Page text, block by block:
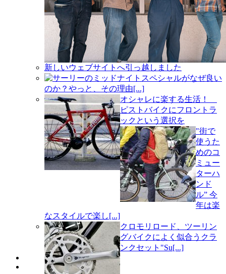
新しいウェブサイトへ引っ越しました
サーリーのミッドナイトスペシャルがなぜ良い
のか？やっと、その理由[...]
オシャレに楽する生活！
ピストバイクにフロントラ
ックという選択を
"街で
使うた
めのコ
ミュー
ターハ
ンド
ル” 今
年は楽
なスタイルで楽し[...]
クロモリロード、ツーリン
グバイクによく似合うクラ
ンクセット"Su[...]